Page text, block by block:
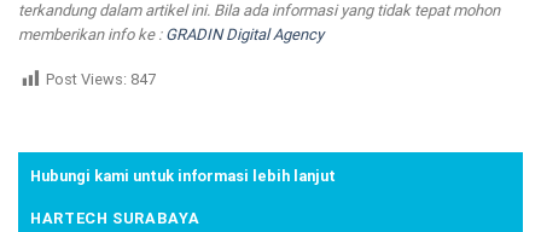
terkandung dalam artikel ini. Bila ada informasi yang tidak tepat mohon
memberikan info ke : GRADIN Digital Agency
Post Views: 847
Hubungi kami untuk informasi lebih lanjut
HARTECH SURABAYA